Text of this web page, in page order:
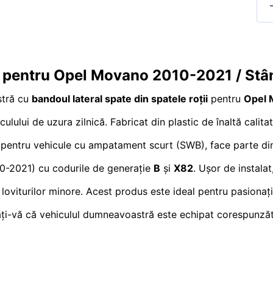
Opel Movano 2010-2021 /
cu bandoul lateral spate din spatele roții pentru Opel
de uzura zilnică. Fabricat din plastic de înaltă
vehicule cu ampatament scurt (SWB), face parte
2021) cu codurile de generație B și X82. Ușor de
minore. Acest produs este ideal pentru
vă că vehiculul dumneavoastră este echipat